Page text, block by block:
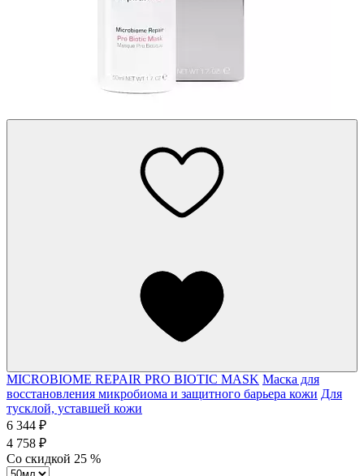
MICROBIOME REPAIR PRO BIOTIC MASK Маска для
восстановления микробиома и защитного барьера кожи Для
тусклой, уставшей кожи
6 344 ₽
4 758 ₽
Со скидкой 25 %